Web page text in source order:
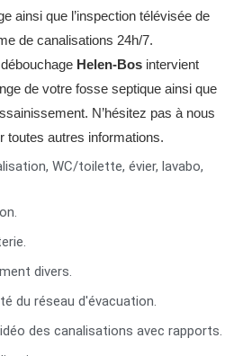
ainsi que l’inspection télévisée de
de canalisations 24h/7.
Helen-Bosintervient
de votre fosse septique ainsi que
N’hésitez pas à nous
toutes autres informations.
WC/toilette, évier, lavabo,
divers.
du réseau d'évacuation.
des canalisations avec rapports.